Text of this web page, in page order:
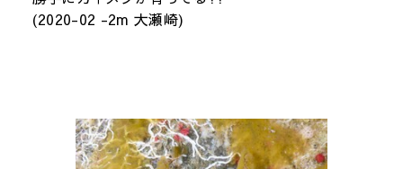
(2020-02 -2m 大瀬崎)